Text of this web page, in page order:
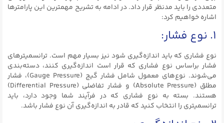
متعددی را باید مدنظر قرار داد. در ادامه به تشریح مهمترین این پارامترها
اشاره خواهیم کرد:
۱. نوع فشار:
نوع فشاری که باید اندازه‌گیری شود نیز بسیار مهم است. ترانسمیترهای
فشار براساس نوع فشاری که قرار است اندازه‌گیری کنند، دسته‌بندی
می‌شوند. نوع‌های معمول شامل فشار گیج (Gauge Pressure)، فشار
مطلق (Absolute Pressure) و فشار تفاضلی (Differential Pressure)
هستند. بسته به نوع فشاری که در فرآیند شما وجود دارد، باید
ترانسمیتری را انتخاب کنید که قادر به اندازه‌گیری آن نوع فشار باشد.